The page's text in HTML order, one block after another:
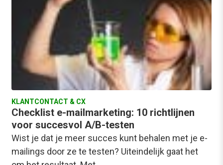
KLANTCONTACT & CX
Checklist e-mailmarketing: 10 richtlijnen
voor succesvol A/B-testen
Wist je dat je meer succes kunt behalen met je e-
mailings door ze te testen? Uiteindelijk gaat het